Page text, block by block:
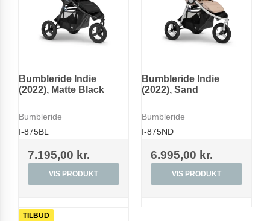
Bumbleride Indie
(2022), Matte Black
Bumbleride
I-875BL
7.195,00 kr.
VIS PRODUKT
Bumbleride Indie
(2022), Sand
Bumbleride
I-875ND
6.995,00 kr.
VIS PRODUKT
TILBUD